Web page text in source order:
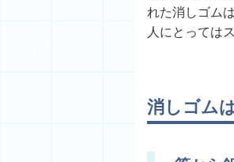
れた消しゴム
人にとっては
消しゴム